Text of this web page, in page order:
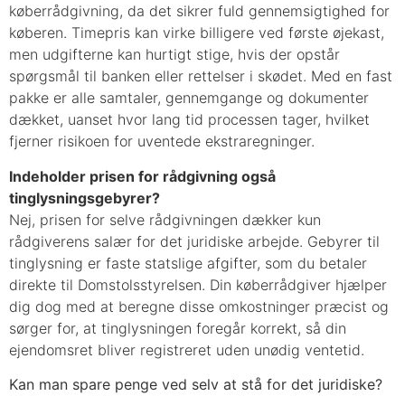
køberrådgivning, da det sikrer fuld gennemsigtighed for
køberen. Timepris kan virke billigere ved første øjekast,
men udgifterne kan hurtigt stige, hvis der opstår
spørgsmål til banken eller rettelser i skødet. Med en fast
pakke er alle samtaler, gennemgange og dokumenter
dækket, uanset hvor lang tid processen tager, hvilket
fjerner risikoen for uventede ekstraregninger.
Indeholder prisen for rådgivning også
tinglysningsgebyrer?
Nej, prisen for selve rådgivningen dækker kun
rådgiverens salær for det juridiske arbejde. Gebyrer til
tinglysning er faste statslige afgifter, som du betaler
direkte til Domstolsstyrelsen. Din køberrådgiver hjælper
dig dog med at beregne disse omkostninger præcist og
sørger for, at tinglysningen foregår korrekt, så din
ejendomsret bliver registreret uden unødig ventetid.
Kan man spare penge ved selv at stå for det juridiske?